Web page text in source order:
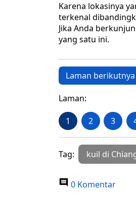
Karena lokasinya
terkenal
Jika Anda
yang satu ini.
Laman berikutnya
Laman:
1 2 3
Tag: kuil di
0 Komentar